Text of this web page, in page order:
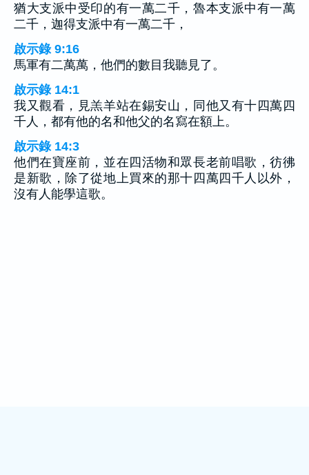
猶大支派中受印的有一萬二千，魯本支派中有一萬
二千，迦得支派中有一萬二千，
啟示錄 9:16
馬軍有二萬萬，他們的數目我聽見了。
啟示錄 14:1
我又觀看，見羔羊站在錫安山，同他又有十四萬四
千人，都有他的名和他父的名寫在額上。
啟示錄 14:3
他們在寶座前，並在四活物和眾長老前唱歌，彷彿
是新歌，除了從地上買來的那十四萬四千人以外，
沒有人能學這歌。